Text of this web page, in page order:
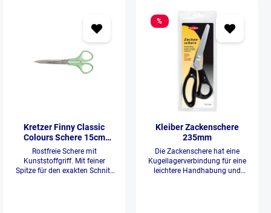
Kretzer Finny Classic
Colours Schere 15cm
(mint)
Rostfreie Schere mit
Kunststoffgriff. Mit feiner
Spitze für den exakten Schnitt
%
Kleiber Zackenschere
235mm
Die Zackenschere hat eine
Kugellagerverbindung für eine
leichtere Handhabung und